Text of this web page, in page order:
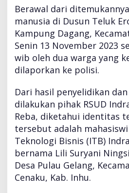
e
r
a
n
c
a
m
P
d
a
n
a
S
e
u
m
u
r
Berawal dari
manusia di Dusun Teluk
Kampung Dagang,
Senin 13 November 2023
wib oleh dua warga yang
dilaporkan ke polisi.
Dari hasil penyelidikan
dilakukan pihak RSUD
Reba, diketahui identitas
tersebut adalah
Teknologi Bisnis (ITB)
bernama Lili Suryani
Desa Pulau Gelang,
Cenaku, Kab. Inhu.